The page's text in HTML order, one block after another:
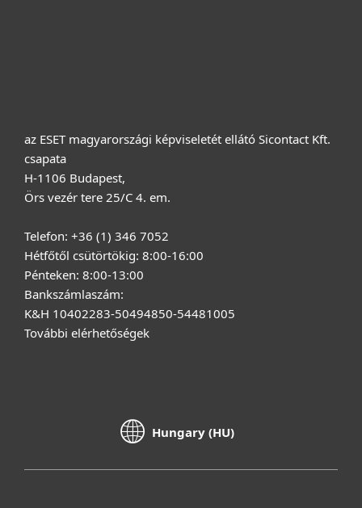
az ESET magyarországi képviseletét ellátó Sicontact Kft.
csapata
H-1106 Budapest,
Örs vezér tere 25/C 4. em.
Telefon: +36 (1) 346 7052
Hétfőtől csütörtökig: 8:00-16:00
Pénteken: 8:00-13:00
Bankszámlaszám:
K&H 10402283-50494850-54481005
További elérhetőségek
Hungary (HU)